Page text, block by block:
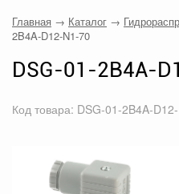
Главная → Каталог →
2B4A-D12-N1-70
DSG-01-2B4A-
Код товара: DSG-01-2B4A-